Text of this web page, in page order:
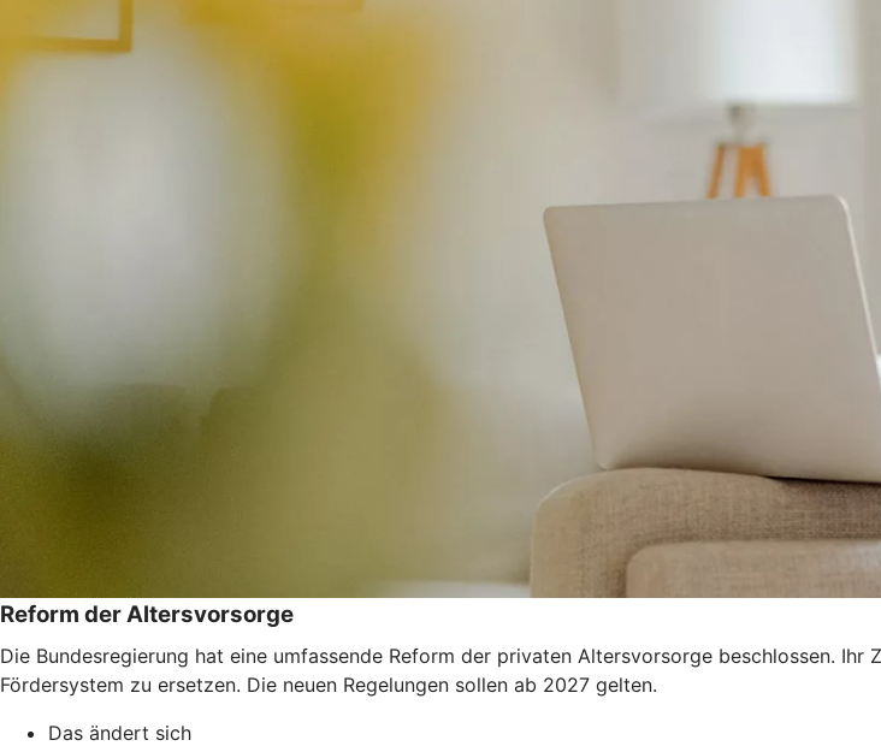
Reform der Altersvorsorge
Die Bundesregierung hat eine umfassende Reform der privaten Altersvorsorge beschlossen.
Fördersystem zu ersetzen. Die neuen Regelungen sollen ab 2027 gelten.
Das ändert sich